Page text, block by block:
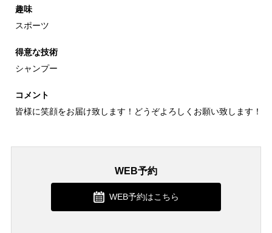
趣味
スポーツ
得意な技術
シャンプー
コメント
皆様に笑顔をお届け致します！どうぞよろしくお願い致します！
WEB予約
WEB予約はこちら